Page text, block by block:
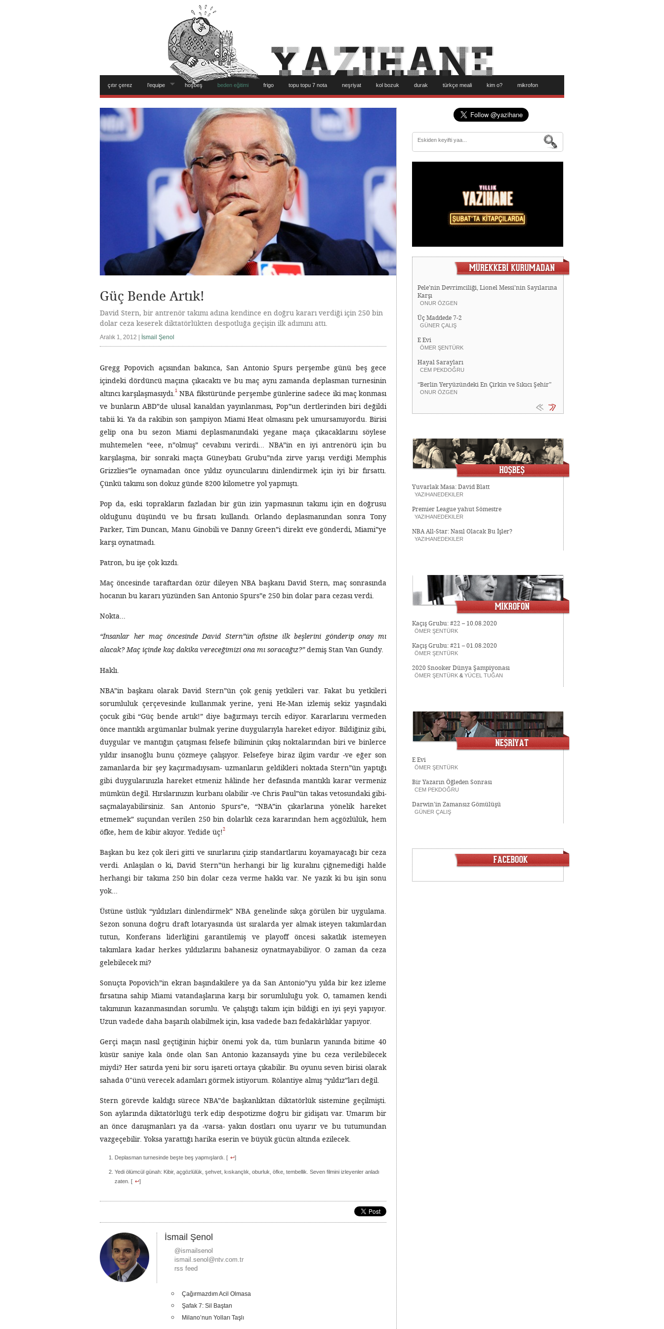
çıtır çerez l’equipe hoşbeş beden eğitimi frigo topu topu 7 nota neşriyat kol bozuk durak türkçe meali kim o? mikrofon
Güç Bende Artık!
David Stern, bir antrenör takımı adına kendince en doğru kararı verdiği için 250 bin
dolar ceza keserek diktatörlükten despotluğa geçişin ilk adımını attı.
Aralık 1, 2012 | İsmail Şenol
Gregg Popovich açısından bakınca, San Antonio Spurs perşembe günü beş gece
içindeki dördüncü maçına çıkacaktı ve bu maç aynı zamanda deplasman turnesinin
altıncı karşılaşmasıydı.1 NBA fikstüründe perşembe günlerine sadece iki maç konması
ve bunların ABD”de ulusal kanaldan yayınlanması, Pop”un dertlerinden biri değildi
tabii ki. Ya da rakibin son şampiyon Miami Heat olmasını pek umursamıyordu. Birisi
gelip ona bu sezon Miami deplasmanındaki yegane maça çıkacaklarını söylese
muhtemelen “eee, n”olmuş” cevabını verirdi… NBA”in en iyi antrenörü için bu
karşılaşma, bir sonraki maçta Güneybatı Grubu”nda zirve yarışı verdiği Memphis
Grizzlies”le oynamadan önce yıldız oyuncularını dinlendirmek için iyi bir fırsattı.
Çünkü takımı son dokuz günde 8200 kilometre yol yapmıştı.
Pop da, eski toprakların fazladan bir gün izin yapmasının takımı için en doğrusu
olduğunu düşündü ve bu fırsatı kullandı. Orlando deplasmanından sonra Tony
Parker, Tim Duncan, Manu Ginobili ve Danny Green”i direkt eve gönderdi, Miami”ye
karşı oynatmadı.
Patron, bu işe çok kızdı.
Maç öncesinde taraftardan özür dileyen NBA başkanı David Stern, maç sonrasında
hocanın bu kararı yüzünden San Antonio Spurs”e 250 bin dolar para cezası verdi.
Nokta…
“İnsanlar her maç öncesinde David Stern”ün ofisine ilk beşlerini gönderip onay mı
alacak? Maç içinde kaç dakika vereceğimizi ona mı soracağız?”demiş Stan Van Gundy.
Haklı.
NBA”in başkanı olarak David Stern”ün çok geniş yetkileri var. Fakat bu yetkileri
sorumluluk çerçevesinde kullanmak yerine, yeni He-Man izlemiş sekiz yaşındaki
çocuk gibi “Güç bende artık!” diye bağırmayı tercih ediyor. Kararlarını vermeden
önce mantıklı argümanlar bulmak yerine duygularıyla hareket ediyor. Bildiğiniz gibi,
duygular ve mantığın çatışması felsefe biliminin çıkış noktalarından biri ve binlerce
yıldır insanoğlu bunu çözmeye çalışıyor. Felsefeye biraz ilgim vardır -ve eğer son
zamanlarda bir şey kaçırmadıysam- uzmanların geldikleri noktada Stern”ün yaptığı
gibi duygularınızla hareket etmeniz hâlinde her defasında mantıklı karar vermeniz
mümkün değil. Hırslarınızın kurbanı olabilir -ve Chris Paul”ün takas vetosundaki gibi-
saçmalayabilirsiniz. San Antonio Spurs”e, “NBA”in çıkarlarına yönelik hareket
etmemek” suçundan verilen 250 bin dolarlık ceza kararından hem açgözlülük, hem
öfke, hem de kibir akıyor. Yedide üç!2
Başkan bu kez çok ileri gitti ve sınırlarını çizip standartlarını koyamayacağı bir ceza
verdi. Anlaşılan o ki, David Stern”ün herhangi bir lig kuralını çiğnemediği halde
herhangi bir takıma 250 bin dolar ceza verme hakkı var. Ne yazık ki bu işin sonu
yok…
Üstüne üstlük “yıldızları dinlendirmek” NBA genelinde sıkça görülen bir uygulama.
Sezon sonuna doğru draft lotaryasında üst sıralarda yer almak isteyen takımlardan
tutun, Konferans liderliğini garantilemiş ve playoff öncesi sakatlık istemeyen
takımlara kadar herkes yıldızlarını bahanesiz oynatmayabiliyor. O zaman da ceza
gelebilecek mi?
Sonuçta Popovich”in ekran başındakilere ya da San Antonio”yu yılda bir kez izleme
fırsatına sahip Miami vatandaşlarına karşı bir sorumluluğu yok. O, tamamen kendi
takımının kazanmasından sorumlu. Ve çalıştığı takım için bildiği en iyi şeyi yapıyor.
Uzun vadede daha başarılı olabilmek için, kısa vadede bazı fedakârlıklar yapıyor.
Gerçi maçın nasıl geçtiğinin hiçbir önemi yok da, tüm bunların yanında bitime 40
küsür saniye kala önde olan San Antonio kazansaydı yine bu ceza verilebilecek
miydi? Her satırda yeni bir soru işareti ortaya çıkabilir. Bu oyunu seven birisi olarak
sahada 0″ünü verecek adamları görmek istiyorum. Rölantiye almış “yıldız”ları değil.
Stern görevde kaldığı sürece NBA”de başkanlıktan diktatörlük sistemine geçilmişti.
Son aylarında diktatörlüğü terk edip despotizme doğru bir gidişatı var. Umarım bir
an önce danışmanları ya da -varsa- yakın dostları onu uyarır ve bu tutumundan
vazgeçebilir. Yoksa yarattığı harika eserin ve büyük gücün altında ezilecek.
Deplasman turnesinde beşte beş yapmışlardı. [ ↩]
Yedi ölümcül günah: Kibir, açgözlülük, şehvet, kıskançlık, oburluk, öfke, tembellik. Seven filmini izleyenler anladı
zaten. [ ↩]
İsmail Şenol
@ismailsenol
ismail.senol@ntv.com.tr
rss feed
Çağırmazdım Acil Olmasa
Şafak 7: Sil Baştan
Milano’nun Yolları Taşlı
Pele’nin Devrimciliği, Lionel Messi’nin Sayılarına
Karşı
ONUR ÖZGEN
Üç Maddede 7-2
GÜNER ÇALIŞ
E Evi
ÖMER ŞENTÜRK
Hayal Sarayları
CEM PEKDOĞRU
“Berlin Yeryüzündeki En Çirkin ve Sıkıcı Şehir”
ONUR ÖZGEN
Yuvarlak Masa: David Blatt
YAZIHANEDEKILER
Premier League yahut Sömestre
YAZIHANEDEKILER
NBA All-Star: Nasıl Olacak Bu İşler?
YAZIHANEDEKILER
Kaçış Grubu: #22 – 10.08.2020
ÖMER ŞENTÜRK
Kaçış Grubu: #21 – 01.08.2020
ÖMER ŞENTÜRK
2020 Snooker Dünya Şampiyonası
ÖMER ŞENTÜRK & YÜCEL TUĞAN
E Evi
ÖMER ŞENTÜRK
Bir Yazarın Öğleden Sonrası
CEM PEKDOĞRU
Darwin’in Zamansız Gömülüşü
GÜNER ÇALIŞ